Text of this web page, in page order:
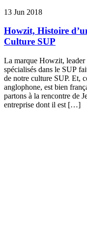
13 Jun 2018
Howzit, Histoire
Culture SUP
La marque Howzit, leader
spécialisés dans le SUP
de notre culture SUP. Et,
anglophone, est bien
partons à la rencontre de
entreprise dont il est […]